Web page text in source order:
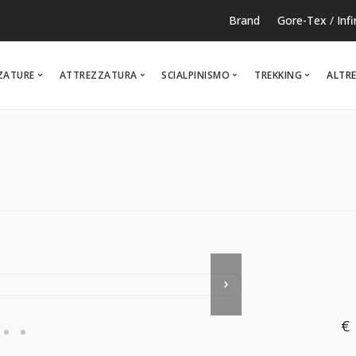
Brand Gore-Tex /
ATTREZZATURA SCIALPINISMO TREKKING
€